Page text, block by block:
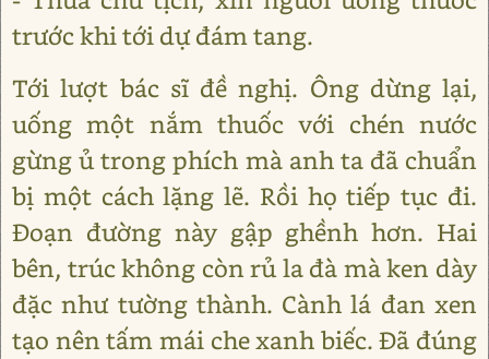
trước khi tới dự đám tang.
Tới lượt bác sĩ đề nghị. Ông dừng lại,
uống một nắm thuốc với chén nước
gừng ủ trong phích mà anh ta đã chuẩn
bị một cách lặng lẽ. Rồi họ tiếp tục đi.
Đoạn đường này gập ghềnh hơn. Hai
bên, trúc không còn rủ la đà mà ken dày
đặc như tường thành. Cành lá đan xen
tạo nên tấm mái che xanh biếc. Đã đúng